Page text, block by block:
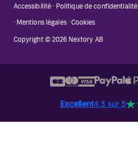
Accessibilité · Politique de confidentialité
·Mentions légales·Cookies
Copyright © 2026 Nextory AB
Excellent4.3 sur 5